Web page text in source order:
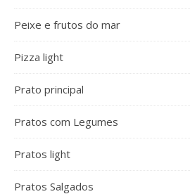
Peixe e frutos do mar
Pizza light
Prato principal
Pratos com Legumes
Pratos light
Pratos Salgados